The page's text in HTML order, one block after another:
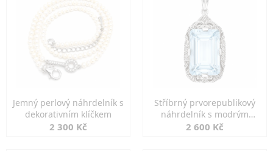
Jemný perlový náhrdelník s
dekorativním klíčkem
2 300 Kč
Stříbrný prvorepublikový
náhrdelník s modrým
spinelem
2 600 Kč